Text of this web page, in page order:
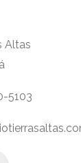
Altas
5103